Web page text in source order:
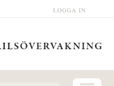
LOGGA IN